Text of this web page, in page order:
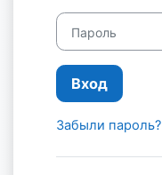
Пароль
Вход
Забыли пароль?